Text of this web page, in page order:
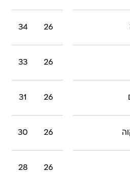
26
34
26
33
26
31
26
30
26
28